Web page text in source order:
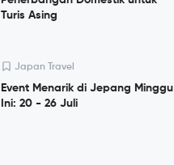
Turis Asing
Japan Travel
Event Menarik di Jepang Minggu
Ini: 20 - 26 Juli